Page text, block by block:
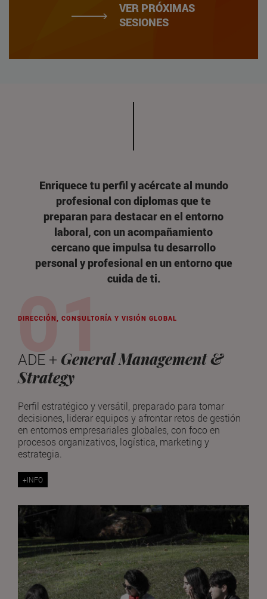
VER PRÓXIMAS
SESIONES
Enriquece tu perfil y acércate al mundo
profesional con diplomas que te
preparan para destacar en el entorno
laboral, con un acompañamiento
cercano que impulsa tu desarrollo
personal y profesional en un entorno que
cuida de ti.
DIRECCIÓN, CONSULTORÍA Y VISIÓN GLOBAL
ADE + General Management &
Strategy
Perfil estratégico y versátil, preparado para tomar
decisiones, liderar equipos y afrontar retos de gestión
en entornos empresariales globales, con foco en
procesos organizativos, logística, marketing y
estrategia.
+INFO